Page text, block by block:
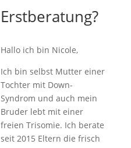
Erstberatung?
Hallo ich bin Nicole,
Ich bin selbst Mutter einer
Tochter mit Down-
Syndrom und auch mein
Bruder lebt mit einer
freien Trisomie. Ich berate
seit 2015 Eltern die frisch